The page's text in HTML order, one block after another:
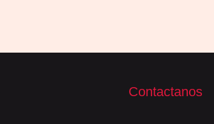
Contactanos